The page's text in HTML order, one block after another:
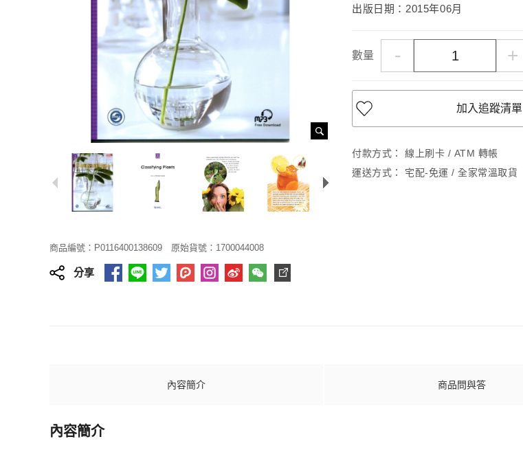
商品編號：P0116400138609 原始貨號：1700044008
分享
出版日期：2015年06月
數量 - +
加入追蹤清單
付款方式：
線上刷卡 / ATM 轉帳
運送方式：
宅配-免運 / 全家常溫取貨
內容簡介 商品問與答
內容簡介